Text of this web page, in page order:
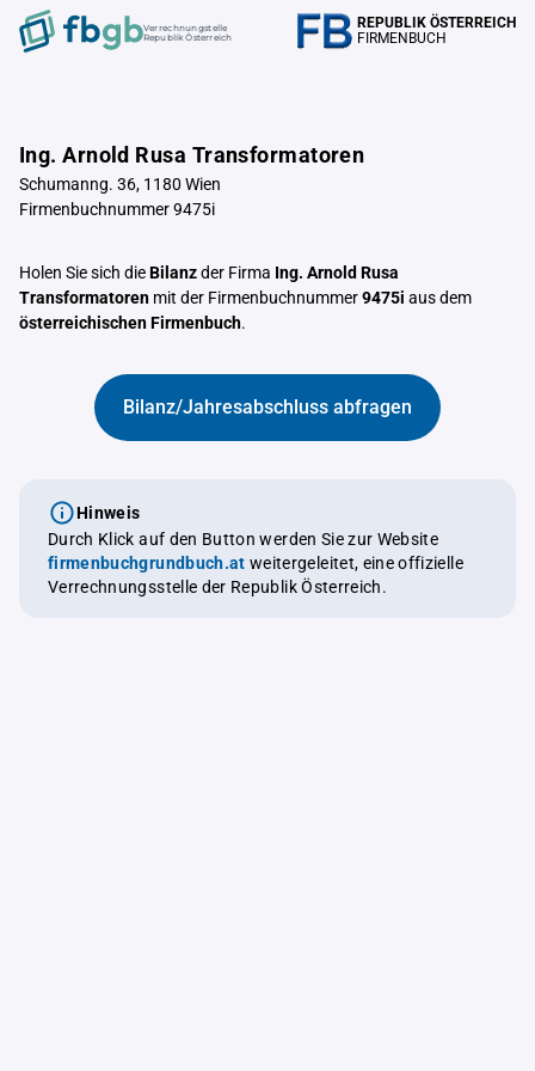
Verrechnungstelle
Republik Österreich
REPUBLIK ÖSTERREICH
FIRMENBUCH
Ing. Arnold Rusa Transformatoren
Schumanng. 36, 1180 Wien
Firmenbuchnummer 9475i
Holen Sie sich dieBilanzder Firma Ing. Arnold Rusa
Transformatoren mit der Firmenbuchnummer9475i aus dem
österreichischen Firmenbuch.
Bilanz/Jahresabschluss abfragen
Hinweis
Durch Klick auf den Button werden Sie zur Website
firmenbuchgrundbuch.at weitergeleitet, eine offizielle
Verrechnungsstelle der Republik Österreich.